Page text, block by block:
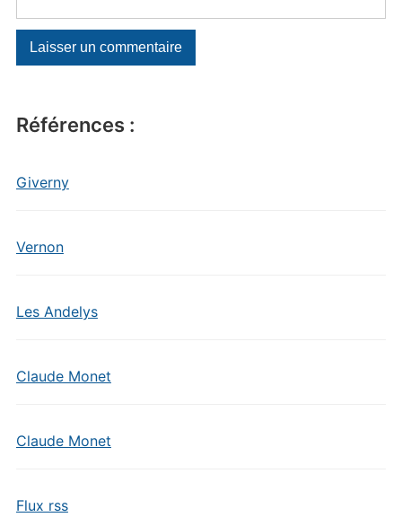
Références :
Giverny
Vernon
Les Andelys
Claude Monet
Claude Monet
Flux rss